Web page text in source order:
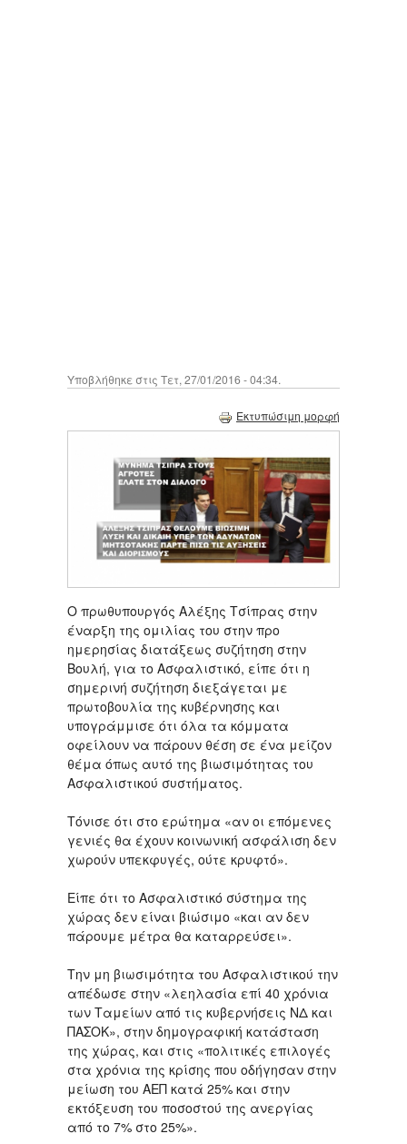
Υποβλήθηκε στις Τετ, 27/01/2016 - 04:34.
Εκτυπώσιμη μορφή
Ο πρωθυπουργός Αλέξης Τσίπρας στην
έναρξη της ομιλίας του στην προ
ημερησίας διατάξεως συζήτηση στην
Βουλή, για το Ασφαλιστικό, είπε ότι η
σημερινή συζήτηση διεξάγεται με
πρωτοβουλία της κυβέρνησης και
υπογράμμισε ότι όλα τα κόμματα
οφείλουν να πάρουν θέση σε ένα μείζον
θέμα όπως αυτό της βιωσιμότητας του
Ασφαλιστικού συστήματος.
Τόνισε ότι στο ερώτημα «αν οι επόμενες
γενιές θα έχουν κοινωνική ασφάλιση δεν
χωρούν υπεκφυγές, ούτε κρυφτό».
Είπε ότι το Ασφαλιστικό σύστημα της
χώρας δεν είναι βιώσιμο «και αν δεν
πάρουμε μέτρα θα καταρρεύσει».
Την μη βιωσιμότητα του Ασφαλιστικού την
απέδωσε στην «λεηλασία επί 40 χρόνια
των Ταμείων από τις κυβερνήσεις ΝΔ και
ΠΑΣΟΚ», στην δημογραφική κατάσταση
της χώρας, και στις «πολιτικές επιλογές
στα χρόνια της κρίσης που οδήγησαν στην
μείωση του ΑΕΠ κατά 25% και στην
εκτόξευση του ποσοστού της ανεργίας
από το 7% στο 25%».